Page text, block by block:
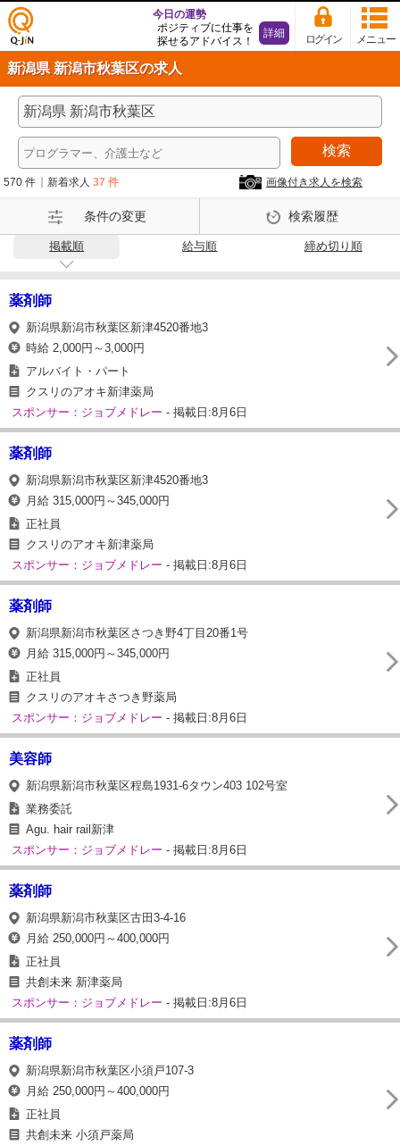
仕事
探し
の求
人サ
イト
Q-Ji
メニュー
ログイン
今日の運勢
ポジティブに仕事を
探せるアドバイス！
詳細
新潟県 新潟市秋葉区の求人
検索
570 件 新着求人 37 件 画像付き求人を検索
条件の変更 検索履歴
掲載順 給与順 締め切り順
薬剤師
新潟県新潟市秋葉区新津4520番地3
時給 2,000円～3,000円
アルバイト・パート
クスリのアオキ新津薬局
スポンサー：ジョブメドレー - 掲載日:8月6日
薬剤師
新潟県新潟市秋葉区新津4520番地3
月給 315,000円～345,000円
正社員
クスリのアオキ新津薬局
スポンサー：ジョブメドレー - 掲載日:8月6日
薬剤師
新潟県新潟市秋葉区さつき野4丁目20番1号
月給 315,000円～345,000円
正社員
クスリのアオキさつき野薬局
スポンサー：ジョブメドレー - 掲載日:8月6日
美容師
新潟県新潟市秋葉区程島1931-6タウン403 102号室
業務委託
Agu. hair rail新津
スポンサー：ジョブメドレー - 掲載日:8月6日
薬剤師
新潟県新潟市秋葉区古田3-4-16
月給 250,000円～400,000円
正社員
共創未来 新津薬局
スポンサー：ジョブメドレー - 掲載日:8月6日
薬剤師
新潟県新潟市秋葉区小須戸107-3
月給 250,000円～400,000円
正社員
共創未来 小須戸薬局